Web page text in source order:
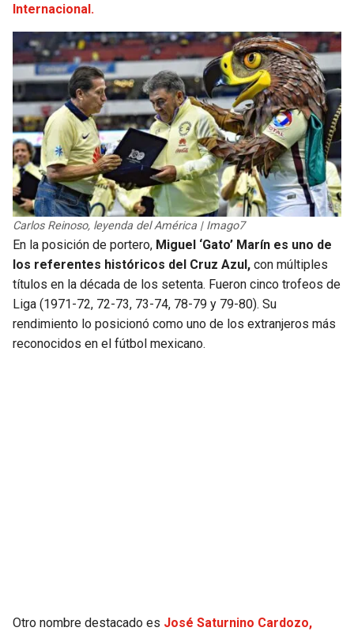
Internacional.
Carlos Reinoso, leyenda del América | Imago7
En la posición de portero, Miguel ‘Gato’ Marín es uno de
los referentes históricos del Cruz Azul, con múltiples
títulos en la década de los setenta. Fueron cinco trofeos de
Liga (1971-72, 72-73, 73-74, 78-79 y 79-80). Su
rendimiento lo posicionó como uno de los extranjeros más
reconocidos en el fútbol mexicano.
Otro nombre destacado es José Saturnino Cardozo,